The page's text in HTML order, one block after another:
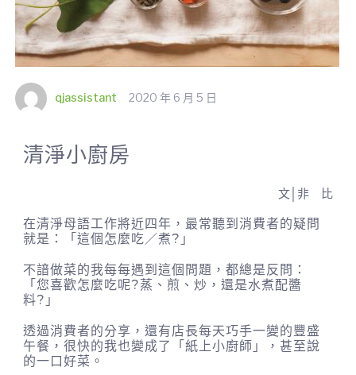
qjassistant 2020 年 6 月 5 日
清淨小廚房
文│非 比
在清淨母語工作將近四年，最常聽到消費者的疑問
就是：「這個怎麼吃／煮?」
不諳做菜的我每每遇到這個問題，都總是反問：
「您喜歡怎麼吃呢?蒸、煎、炒，還是水煮配醬
料?」
透過消費者的分享，還有店長每天巧手一變的豐盛
午餐，很快的我也變成了「紙上小廚師」，甚至說
的一口好菜。